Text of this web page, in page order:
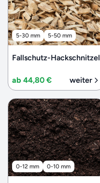
5-30 mm 5-50 mm
Fallschutz-Hackschnitzel
ab 44,80 € weiter
0-12 mm 0-10 mm